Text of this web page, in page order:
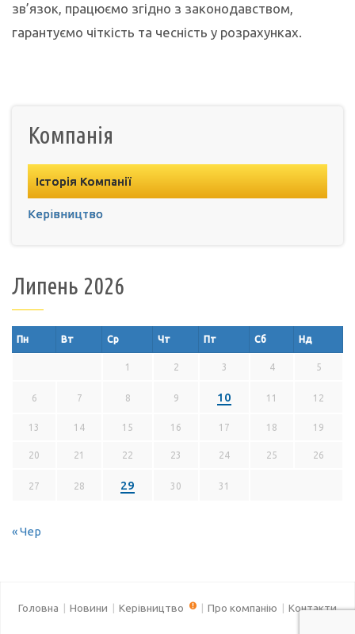
зв’язок, працюємо згідно з законодавством,
гарантуємо чіткість та чесність у розрахунках.
Компанія
Історія Компанії
Керівництво
Липень 2026
Пн Вт Ср Чт Пт Сб Нд
1 2 3 4 5
6 7 8 9 10 11 12
13 14 15 16 17 18 19
20 21 22 23 24 25 26
27 28 29 30 31
« Чер
Головна Новини Керівництво Про компанію Контакти